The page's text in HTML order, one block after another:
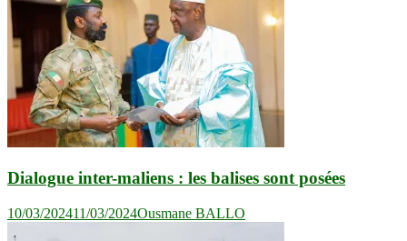
Dialogue inter-maliens : les balises sont posées
10/03/202411/03/2024Ousmane BALLO